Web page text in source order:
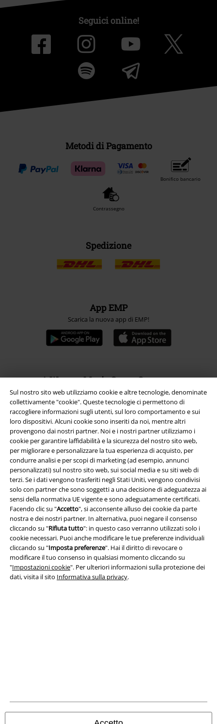
Sul nostro sito web utilizziamo cookie e altre tecnologie, denominate
collettivamente "cookie". Queste tecnologie ci permettono di
raccogliere informazioni sugli utenti, sul loro comportamento e sui
loro dispositivi. Alcuni cookie sono inseriti da noi, mentre altri
provengono dai nostri partner. Noi e i nostri partner utilizziamo i
cookie per garantire laffidabilità e la sicurezza del nostro sito web,
per migliorare e personalizzare la tua esperienza di acquisto, per
condurre analisi e per scopi di marketing (ad esempio, annunci
personalizzati) sul nostro sito web, sui social media e su siti web di
terzi. Se i dati vengono trasferiti negli Stati Uniti, vengono condivisi
solo con partner che sono soggetti a una decisione di adeguatezza ai
sensi della normativa UE vigente e sono adeguatamente certificati.
Facendo clic su "Accetto", si acconsente alluso dei cookie da parte
nostra e dei nostri partner. In alternativa, puoi negare il consenso
cliccando su "Rifiuta tutto": in questo caso verranno utilizzati solo i
cookie necessari. Puoi anche modificare le tue preferenze individuali
cliccando su "Imposta preferenze". Hai il diritto di revocare o
modificare il tuo consenso in qualsiasi momento cliccando su
"Impostazioni cookie". Per ulteriori informazioni sulla protezione dei
dati, visita il sito Informativa sulla privacy.
Seguici online!
Metodi di Pagamento
Bonifico bancario
Contrassegno
Spedizione
App EMP
Scarica la nuova app di EMP!
A Warner Music Group Company
Info legali
Termini & Condizioni
Redazione
Legge sulla Privacy
I prezzi sono IVA compresa. Spese ditrasporto escluse